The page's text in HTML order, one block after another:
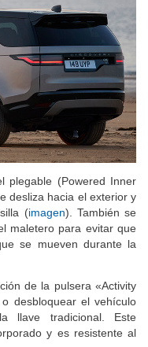
plegable (Powered Inner
desliza hacia el exterior y
(imagen). También se
maletero para evitar que
se mueven durante la
de la pulsera «Activity
desbloquear el vehículo
llave tradicional. Este
y es resistente al